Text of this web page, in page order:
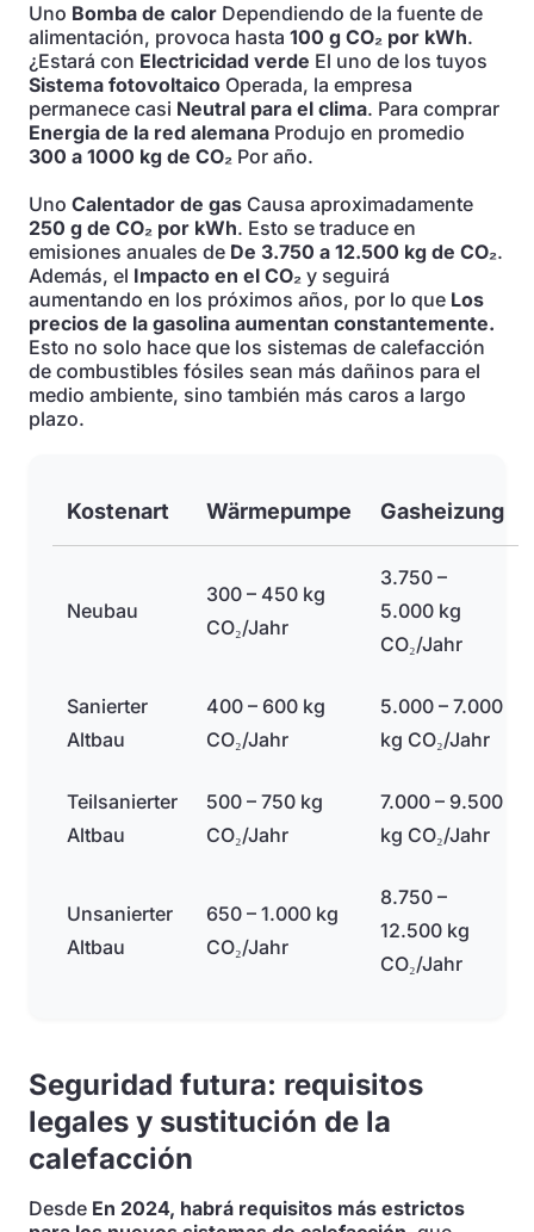
Uno Bomba de calor Dependiendo de la fuente de
alimentación, provoca hasta 100 g CO₂ por kWh.
¿Estará con Electricidad verde El uno de los tuyos
Sistema fotovoltaico Operada, la empresa
permanece casi Neutral para el clima. Para comprar
Energia de la red alemana Produjo en promedio
300 a 1000 kg de CO₂ Por año.
Uno Calentador de gas Causa aproximadamente
250 g de CO₂ por kWh. Esto se traduce en
emisiones anuales de De 3.750 a 12.500 kg de CO₂.
Además, el Impacto en el CO₂ y seguirá
aumentando en los próximos años, por lo que Los
precios de la gasolina aumentan constantemente.
Esto no solo hace que los sistemas de calefacción
de combustibles fósiles sean más dañinos para el
medio ambiente, sino también más caros a largo
plazo.
Kostenart Wärmepumpe Gasheizung
Neubau
300 – 450 kg
CO₂/Jahr
3.750 –
5.000 kg
CO₂/Jahr
Sanierter
Altbau
400 – 600 kg
CO₂/Jahr
5.000 – 7.000
kg CO₂/Jahr
Teilsanierter
Altbau
500 – 750 kg
CO₂/Jahr
7.000 – 9.500
kg CO₂/Jahr
Unsanierter
Altbau
650 – 1.000 kg
CO₂/Jahr
8.750 –
12.500 kg
CO₂/Jahr
Seguridad futura: requisitos
legales y sustitución de la
calefacción
Desde En 2024, habrá requisitos más estrictos